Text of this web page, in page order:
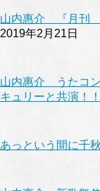
山内惠介 『月刊
2019年2月21日
山内惠介 うたコ
キュリーと共演！！
あっという間に千